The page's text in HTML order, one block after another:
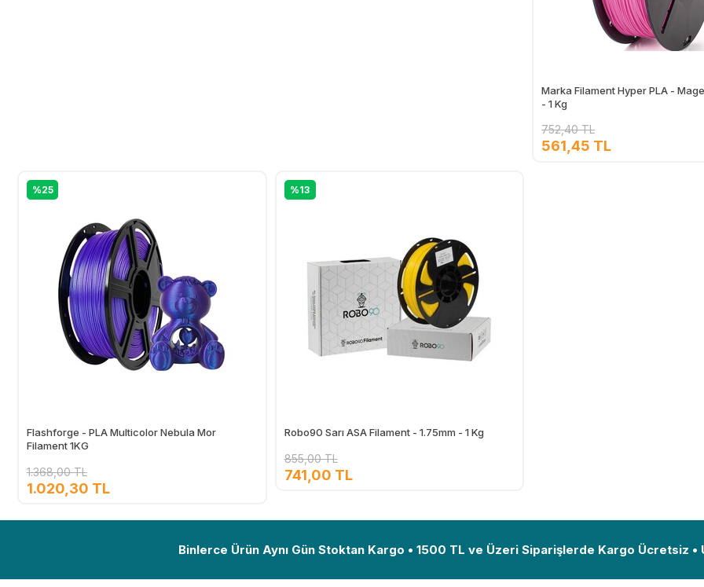
Marka Filament Hyper PLA -
- 1 Kg
752,40 TL
561,45 TL
%25
Flashforge - PLA Multicolor Nebula Mor
Filament 1KG
1.368,00 TL
1.020,30 TL
%13
Robo90 Sarı ASA Filament - 1.75mm - 1 Kg
855,00 TL
741,00 TL
Binlerce Ürün Aynı Gün Stoktan Kargo • 1500 TL ve Üzeri Siparişlerde Kargo Ücretsiz •